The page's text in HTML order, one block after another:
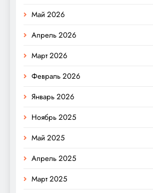
Май 2026
Апрель 2026
Март 2026
Февраль 2026
Январь 2026
Ноябрь 2025
Май 2025
Апрель 2025
Март 2025